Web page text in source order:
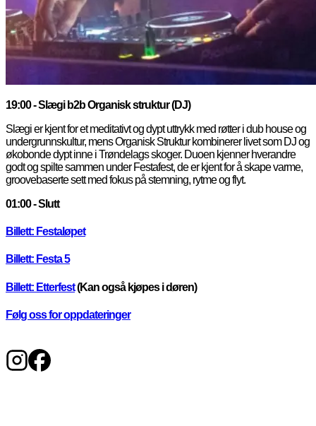
19:00 - Slægi b2b Organisk struktur (DJ)
Slægi er kjent for et meditativt og dypt uttrykk med røtter i dub house og
undergrunnskultur, mens Organisk Struktur kombinerer livet som DJ og
økobonde dypt inne i Trøndelags skoger. Duoen kjenner hverandre
godt og spilte sammen under Festafest, de er kjent for å skape varme,
groovebaserte sett med fokus på stemning, rytme og flyt.
01:00 - Slutt
Billett: Festaløpet
Billett: Festa 5
Billett: Etterfest(Kan også kjøpes i døren)
Følg oss for oppdateringer